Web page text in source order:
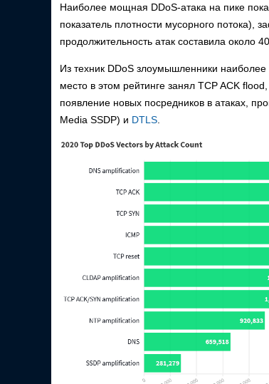
Наиболее мощная DDoS-атака на пике
показатель плотности мусорного потока),
продолжительность атак составила около
Из техник DDoS злоумышленники
место в этом рейтинге занял TCP ACK
появление новых посредников в атаках,
Media SSDP) и DTLS